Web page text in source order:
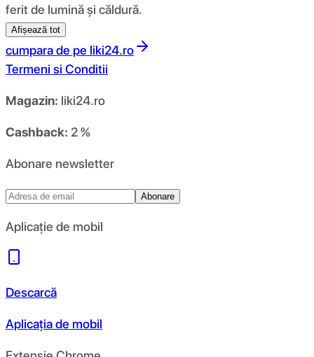
ferit de lumină și căldură.
Afișează tot
cumpara de pe liki24.ro
Termeni si Conditii
Magazin: liki24.ro
Cashback: 2 %
Abonare newsletter
Abonare
Aplicație de mobil
Descarcă
Aplicația de mobil